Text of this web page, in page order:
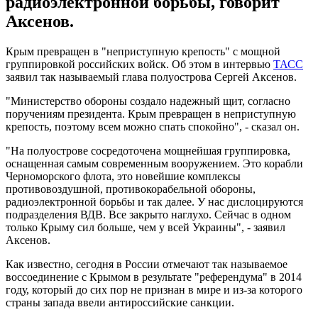
Аксенов.
Крым превращен в "неприступную крепость" с мощной
группировкой российских войск. Об этом в интервью ТАСС
заявил так называемый глава полуострова Сергей Аксенов.
"Министерство обороны создало надежный щит, согласно
поручениям президента. Крым превращен в неприступную
крепость, поэтому всем можно спать спокойно", - сказал он.
"На полуострове сосредоточена мощнейшая группировка,
оснащенная самым современным вооружением. Это корабли
Черноморского флота, это новейшие комплексы
противовоздушной, противокорабельной обороны,
радиоэлектронной борьбы и так далее. У нас дислоцируются
подразделения ВДВ. Все закрыто наглухо. Сейчас в одном
только Крыму сил больше, чем у всей Украины", - заявил
Аксенов.
Как известно, сегодня в России отмечают так называемое
воссоединение с Крымом в результате "референдума" в 2014
году, который до сих пор не признан в мире и из-за которого
страны запада ввели антироссийские санкции.